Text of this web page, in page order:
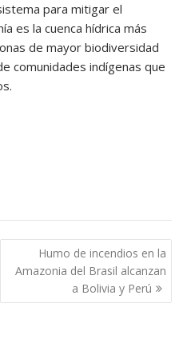
para mitigar el
es la cuenca hídrica más
de mayor biodiversidad
comunidades indígenas que
Humo de incendios en la
Amazonia del Brasil alcanzan
a Bolivia y Perú